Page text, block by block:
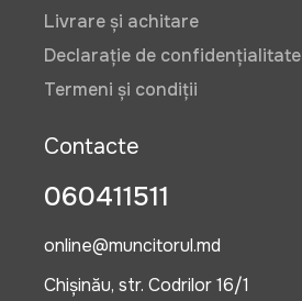
Livrare și achitare
Declarație de confidențialitate
Termeni și condiții
Contacte
060411511
online@muncitorul.md
Chișinău, str. Codrilor 16/1